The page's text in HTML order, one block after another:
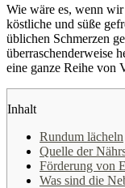
Wie wäre es, wenn
köstliche und süße
üblichen Schmerzen
überraschenderweise
eine ganze Reihe von
Inhalt
Rundum lächeln
Quelle der
Förderung von
Was sind die